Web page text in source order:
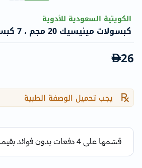
الكويتية السعودية للأدوية
كبسولات مينيسيك 20 مجم ، 7 كبسولات
26
يجب تحميل الوصفة الطبية